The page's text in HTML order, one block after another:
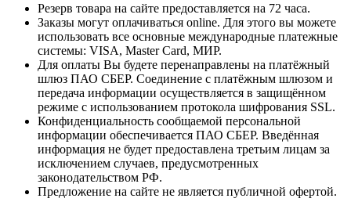
Резерв товара на сайте предоставляется на 72 часа.
Заказы могут оплачиваться online. Для этого вы можете
использовать все основные международные платежные
системы: VISA, Master Card, МИР.
Для оплаты Вы будете перенаправлены на платёжный
шлюз ПАО СБЕР. Соединение с платёжным шлюзом и
передача информации осуществляется в защищённом
режиме с использованием протокола шифрования SSL.
Конфиденциальность сообщаемой персональной
информации обеспечивается ПАО СБЕР. Введённая
информация не будет предоставлена третьим лицам за
исключением случаев, предусмотренных
законодательством РФ.
Предложение на сайте не является публичной офертой.